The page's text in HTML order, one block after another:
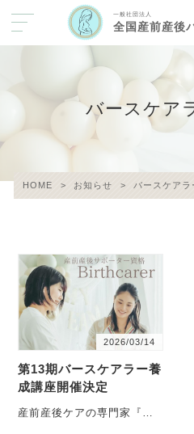
一般社団法人
全国産前産後
バースケア
HOME > お知らせ > バースケアラ
2026/03/14
第13期バースケアラー養
成講座開催決定
産前産後ケアの専門家『バ